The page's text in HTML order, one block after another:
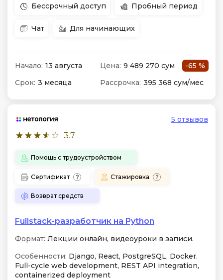
Бессрочный доступ Пробный период
Чат Для начинающих
Начало: 13 августа Цена: 9 489 270 сум
-65 %
Срок: 3 месяца Рассрочка: 395 368 сум/мес
3.7
5 отзывов
Помощь с трудоустройством
Сертификат Стажировка
Возврат средств
Fullstack-разработчик на Python
Формат: Лекции онлайн, видеоуроки в записи.
Особенности: Django, React, PostgreSQL, Docker.
Full-cycle web development, REST API integration,
containerized deployment